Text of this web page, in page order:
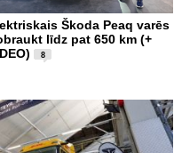
Škoda Peaq varēs
līdz pat 650 km (+
8